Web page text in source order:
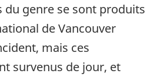
genre se sont produits
de Vancouver
mais ces
survenus de jour, et